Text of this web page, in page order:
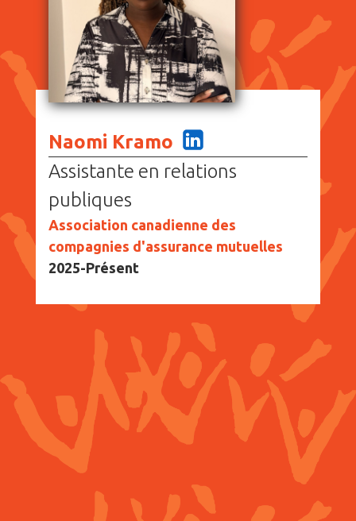
Naomi Kramo
Assistante en relations
publiques
Association canadienne des
compagnies d'assurance mutuelles
2025-Présent